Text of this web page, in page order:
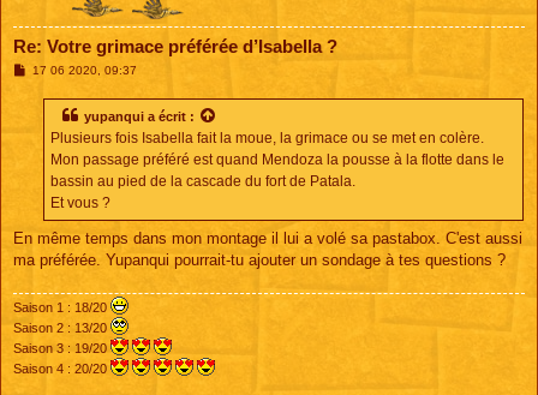
Re: Votre grimace préférée d’Isabella ?
M17 06 2020, 09:37
yupanqui a écrit :
Plusieurs fois Isabella fait la moue, la grimace ou se met en colère.
Mon passage préféré est quand Mendoza la pousse à la flotte dans le
bassin au pied de la cascade du fort de Patala.
Et vous ?
En même temps dans mon montage il lui a volé sa pastabox. C'est aussi
ma préférée. Yupanqui pourrait-tu ajouter un sondage à tes questions ?
Saison 1 : 18/20
Saison 2 : 13/20
Saison 3 : 19/20
Saison 4 : 20/20